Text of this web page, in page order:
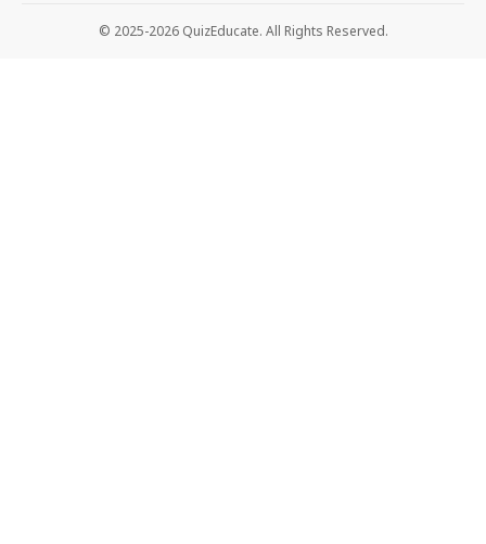
© 2025-2026 QuizEducate. All Rights Reserved.